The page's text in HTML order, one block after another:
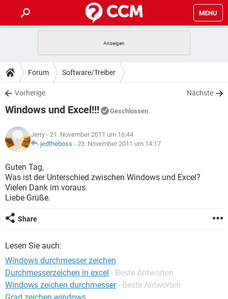
MENU
ANDROID IOS
WINDOWS 10
WHATSAPP TIKTOK
FACEBOOK
TIPPS & TRICKS
SPIELE
WHATSAPP TIKTOK
FACEBOOK
DOWNLOADS
SPIELE STREAMING
ANDROID
WINDOWS 10 INSTAGRAM
WHATSAPP
FACEBOOK HARDWARE
SPIELE STREAMING
ANDROID
WINDOWS 10
WHATSAPP
LEXIKON
SPIELE
ANDROID IOS
WINDOWS 10
WHATSAPP
Forum Software/Treiber
Vorherige Nächste
Windows und Excel!!! Geschlossen
Jerry - 21. November 2011 um 16:44
jedtheboss - 23. November 2011 um 14:17
Guten Tag,
Was ist der Unterschied zwischen Windows und Excel?
Vielen Dank im voraus.
Liebe Grüße.
Share
Lesen Sie auch:
Windows durchmesser zeichen
Durchmesserzeichen in excel - Beste Antworten
Windows zeichen durchmesser - Beste Antworten